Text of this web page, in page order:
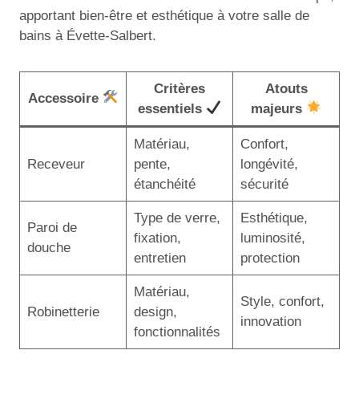
apportant bien-être et esthétique à votre salle de
bains à Évette-Salbert.
Accessoire
Critères
essentiels
Atouts
majeurs
Receveur
Matériau,
pente,
étanchéité
Confort,
longévité,
sécurité
Paroi de
douche
Type de verre,
fixation,
entretien
Esthétique,
luminosité,
protection
Robinetterie
Matériau,
design,
fonctionnalités
Style, confort,
innovation